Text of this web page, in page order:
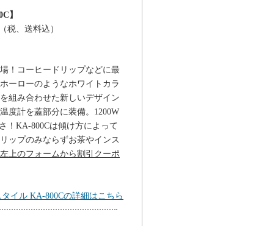
】
（税、送料込）
！コーヒードリップなどに最
ーローのようなホワイトカラ
組み合わせた新しいデザイン
度計を蓋部分に装備。1200W
！KA-800Cは傾け方によって
ップのみならずお茶やインス
左上のフォームから割引クーポ
イル KA-800Cの詳細はこちら